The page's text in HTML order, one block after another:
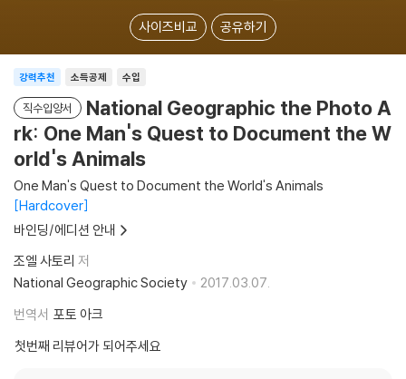
사이즈비교 공유하기
소득공제
강력추천 수입
직수입양서
National Geographic the Photo A
rk: One Man's Quest to Document the W
orld's Animals
One Man's Quest to Document the World's Animals
Hardcover
바인딩/에디션 안내
조엘 사토리 저
National Geographic Society
2017.03.07.
번역서 포토 아크
첫번째 리뷰어가 되어주세요